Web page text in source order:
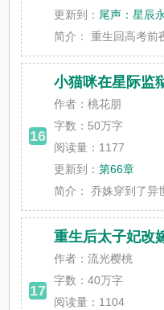
更新到： 尾声：星辰
简介：
重生回高考前
16
小猫咪在星际监
作者：桃花朋
字数： 50万字
阅读量：1177
更新到：第66章
简介：
乔姝穿到了异
17
重生后太子妃改
作者：流光樱桃
字数：40万字
阅读量：1104